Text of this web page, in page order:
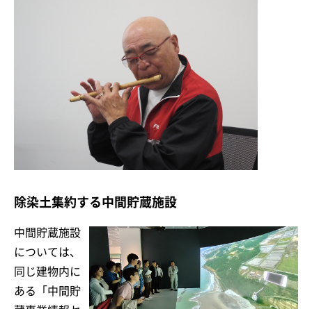
除染土集約する中間貯蔵施設
中間貯蔵施設
については、
同じ建物内に
ある「中間貯